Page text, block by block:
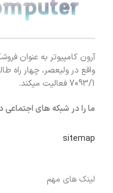
آرون کامپیوتر به عنوان
واقع در ولیعصر، چهار راه
7093/1 فعالیت میکند.
ما را در شبکه های اجتماعی
sitemap
لینک های مهم